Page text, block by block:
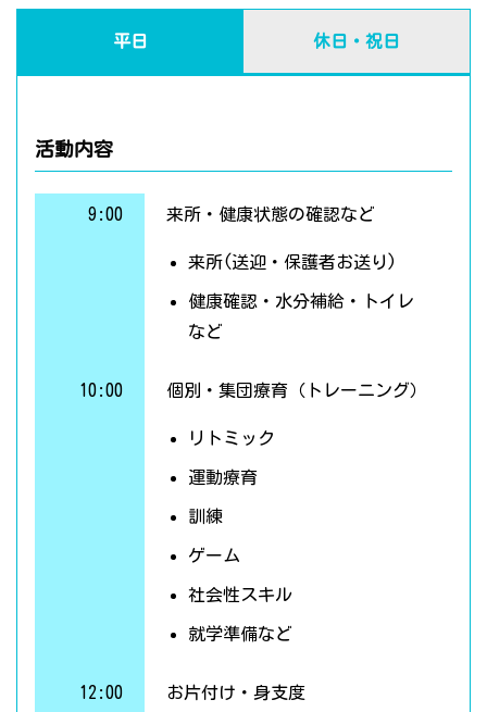
平日 休日・祝日
活動内容
9:00 来所・健康状態の確認など
来所(送迎・保護者お送り)
健康確認・水分補給・トイレ
など
10:00 個別・集団療育（トレーニング）
リトミック
運動療育
訓練
ゲーム
社会性スキル
就学準備など
12:00 お片付け・身支度